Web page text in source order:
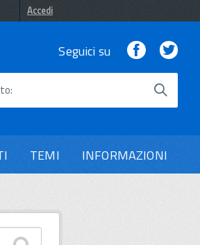
Accedi
Seguici su Facebook
TEMI INFORMAZIONI